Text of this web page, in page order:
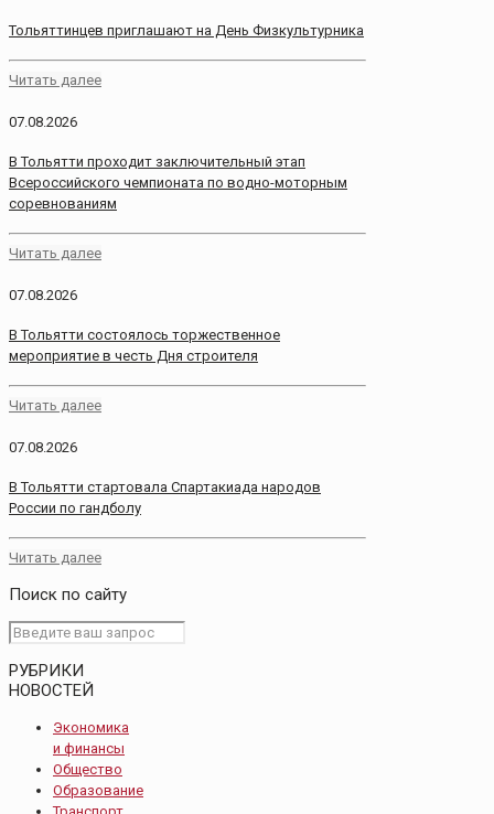
Тольяттинцев приглашают на День Физкультурника
Читать далее
07.08.2026
В Тольятти проходит заключительный этап
Всероссийского чемпионата по водно-моторным
соревнованиям
Читать далее
07.08.2026
В Тольятти состоялось торжественное
мероприятие в честь Дня строителя
Читать далее
07.08.2026
В Тольятти стартовала Спартакиада народов
России по гандболу
Читать далее
Поиск по сайту
РУБРИКИ
НОВОСТЕЙ
Экономика
и финансы
Общество
Образование